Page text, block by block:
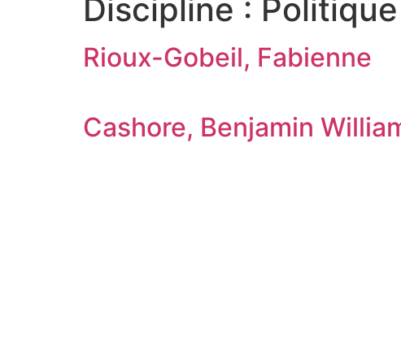
Discipline :
Rioux-Gobeil, Fabienne
Cashore, Benjamin